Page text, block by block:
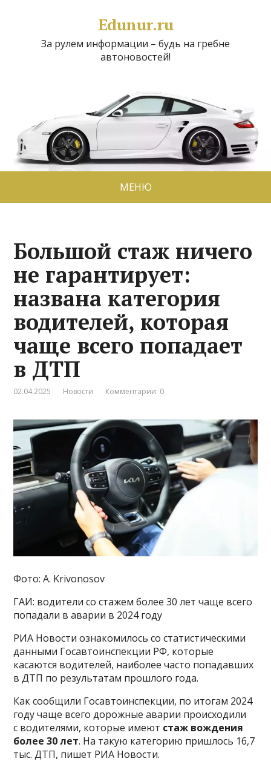
Edunur.ru
За рулем информации – будь на гребне
автоновостей!
МЕНЮ
Большой стаж ничего
не гарантирует:
названа категория
водителей, которая
чаще всего попадает
в ДТП
02.04.2025 Новости Комментарии: 0
Фото: A. Krivonosov
ГАИ: водители со стажем более 30 лет чаще всего
попадали в аварии в 2024 году
РИА Новости ознакомилось со статистическими
данными Госавтоинспекции РФ, которые
касаются водителей, наиболее часто попадавших
в ДТП по результатам прошлого года.
Как сообщили Госавтоинспекции, по итогам 2024
году чаще всего дорожные аварии происходили
с водителями, которые имеют стаж вождения
более 30 лет. На такую категорию пришлось 16,7
тыс. ДТП, пишет РИА Новости.